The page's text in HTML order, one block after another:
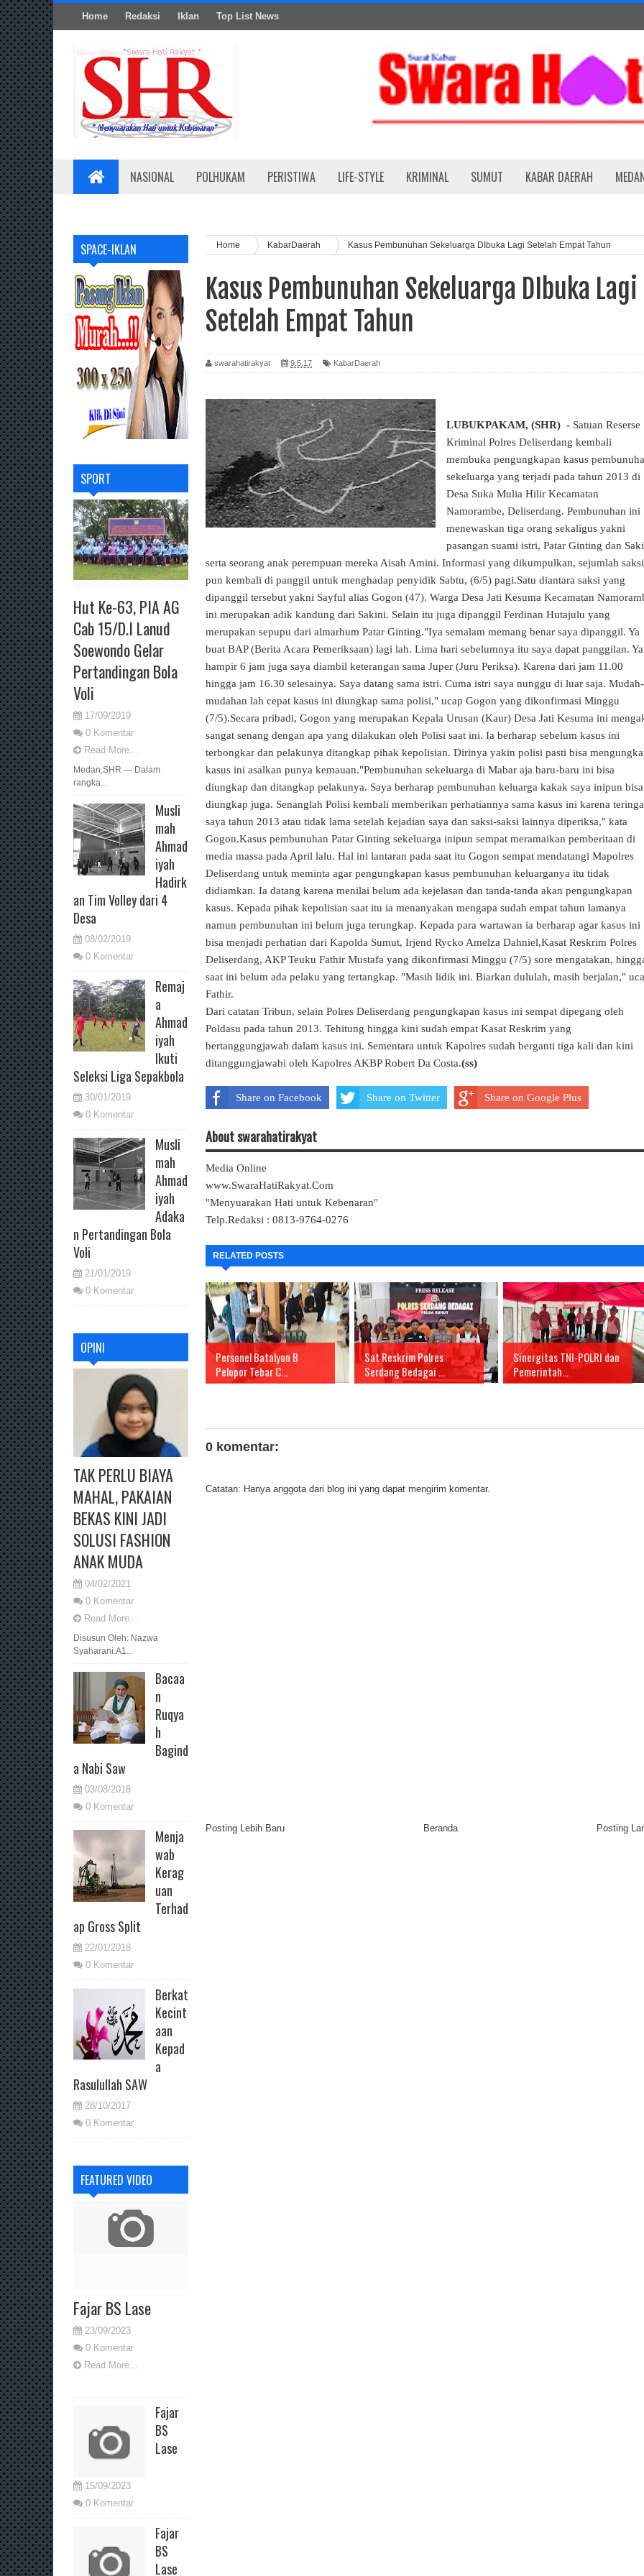
Home Redaksi Iklan Top List News
NASIONAL POLHUKAM PERISTIWA LIFE-STYLE KRIMINAL SUMUT KABAR DAERAH
SPACE-IKLAN
SPORT
Hut Ke-63, PIA AG
Cab 15/D.I Lanud
Soewondo Gelar
Pertandingan Bola
Voli
17/09/2019
0 Komentar
Read More...
Medan,SHR — Dalam
rangka...
Musli
mah
Ahmad
iyah
Hadirk
an Tim Volley dari 4
Desa
08/02/2019
0 Komentar
Remaj
a
Ahmad
iyah
Ikuti
Seleksi Liga Sepakbola
30/01/2019
0 Komentar
Musli
mah
Ahmad
iyah
Adaka
n Pertandingan Bola
Voli
21/01/2019
0 Komentar
OPINI
TAK PERLU BIAYA
MAHAL, PAKAIAN
BEKAS KINI JADI
SOLUSI FASHION
ANAK MUDA
04/02/2021
0 Komentar
Read More...
Disusun Oleh: Nazwa
Syaharani.A1...
Bacaa
n
Ruqya
h
Bagind
a Nabi Saw
03/08/2018
0 Komentar
Menja
wab
Kerag
uan
Terhad
ap Gross Split
22/01/2018
0 Komentar
Berkat
Kecint
aan
Kepad
a
Rasulullah SAW
28/10/2017
0 Komentar
FEATURED VIDEO
Fajar BS Lase
23/09/2023
0 Komentar
Read More...
Fajar
BS
Lase
15/09/2023
0 Komentar
Fajar
BS
Lase
Home KabarDaerah Kasus Pembunuhan Sekeluarga DIbuka Lagi Setelah Empat Tahun
Kasus Pembunuhan Sekeluarga DIbuka Lagi
Setelah Empat Tahun
swarahatirakyat 9.5.17 KabarDaerah
LUBUKPAKAM, (SHR) - Satuan Reserse
Kriminal Polres Deliserdang kembali
membuka pengungkapan kasus
sekeluarga yang terjadi pada tahun 2013 di
Desa Suka Mulia Hilir Kecamatan
Namorambe, Deliserdang. Pembunuhan ini
menewaskan tiga orang sekaligus yakni
pasangan suami istri, Patar Ginting dan
serta seorang anak perempuan mereka Aisah Amini. Informasi yang dikumpulkan, sejumlah saksi
pun kembali di panggil untuk menghadap penyidik Sabtu, (6/5) pagi.Satu diantara saksi yang
dipanggil tersebut yakni Sayful alias Gogon (47). Warga Desa Jati Kesuma Kecamatan
ini merupakan adik kandung dari Sakini. Selain itu juga dipanggil Ferdinan Hutajulu yang
merupakan sepupu dari almarhum Patar Ginting."Iya semalam memang benar saya dipanggil. Ya
buat BAP (Berita Acara Pemeriksaan) lagi lah. Lima hari sebelumnya itu saya dapat panggilan. Ya
hampir 6 jam juga saya diambil keterangan sama Juper (Juru Periksa). Karena dari jam 11.00
hingga jam 16.30 selesainya. Saya datang sama istri. Cuma istri saya nunggu di luar saja. Mudah-
mudahan lah cepat kasus ini diungkap sama polisi," ucap Gogon yang dikonfirmasi Minggu
(7/5).Secara pribadi, Gogon yang merupakan Kepala Urusan (Kaur) Desa Jati Kesuma ini
sangat senang dengan apa yang dilakukan oleh Polisi saat ini. Ia berharap sebelum kasus ini
terbongkar dan pelakunya ditangkap pihak kepolisian. Dirinya yakin polisi pasti bisa
kasus ini asalkan punya kemauan."Pembunuhan sekeluarga di Mabar aja baru-baru ini bisa
diungkap dan ditangkap pelakunya. Saya berharap pembunuhan keluarga kakak saya inipun bisa
diungkap juga. Senanglah Polisi kembali memberikan perhatiannya sama kasus ini karena
saya tahun 2013 atau tidak lama setelah kejadian saya dan saksi-saksi lainnya diperiksa," kata
Gogon.Kasus pembunuhan Patar Ginting sekeluarga inipun sempat meramaikan pemberitaan di
media massa pada April lalu. Hal ini lantaran pada saat itu Gogon sempat mendatangi Mapolres
Deliserdang untuk meminta agar pengungkapan kasus pembunuhan keluarganya itu tidak
didiamkan. Ia datang karena menilai belum ada kejelasan dan tanda-tanda akan pengungkapan
kasus. Kepada pihak kepolisian saat itu ia menanyakan mengapa sudah empat tahun lamanya
namun pembunuhan ini belum juga terungkap. Kepada para wartawan ia berharap agar kasus ini
bisa menjadi perhatian dari Kapolda Sumut, Irjend Rycko Amelza Dahniel,Kasat Reskrim Polres
Deliserdang, AKP Teuku Fathir Mustafa yang dikonfirmasi Minggu (7/5) sore mengatakan,
saat ini belum ada pelaku yang tertangkap. "Masih lidik ini. Biarkan dululah, masih berjalan,"
Fathir.
Dari catatan Tribun, selain Polres Deliserdang pengungkapan kasus ini sempat dipegang oleh
Poldasu pada tahun 2013. Tehitung hingga kini sudah empat Kasat Reskrim yang
bertanggungjawab dalam kasus ini. Sementara untuk Kapolres sudah berganti tiga kali dan kini
ditanggungjawabi oleh Kapolres AKBP Robert Da Costa.(ss)
Share on Facebook Share on Twitter Share on Google Plus
About swarahatirakyat
Media Online
www.SwaraHatiRakyat.Com
"Menyuarakan Hati untuk Kebenaran"
Telp.Redaksi : 0813-9764-0276
RELATED POSTS
Personel Batalyon B
Pelopor Tebar C...
Sat Reskrim Polres
Serdang Bedagai ...
Sinergitas TNI-POLRI dan
Pemerintah...
0 komentar:
Catatan: Hanya anggota dari blog ini yang dapat mengirim komentar.
Posting Lebih Baru Posting
Beranda